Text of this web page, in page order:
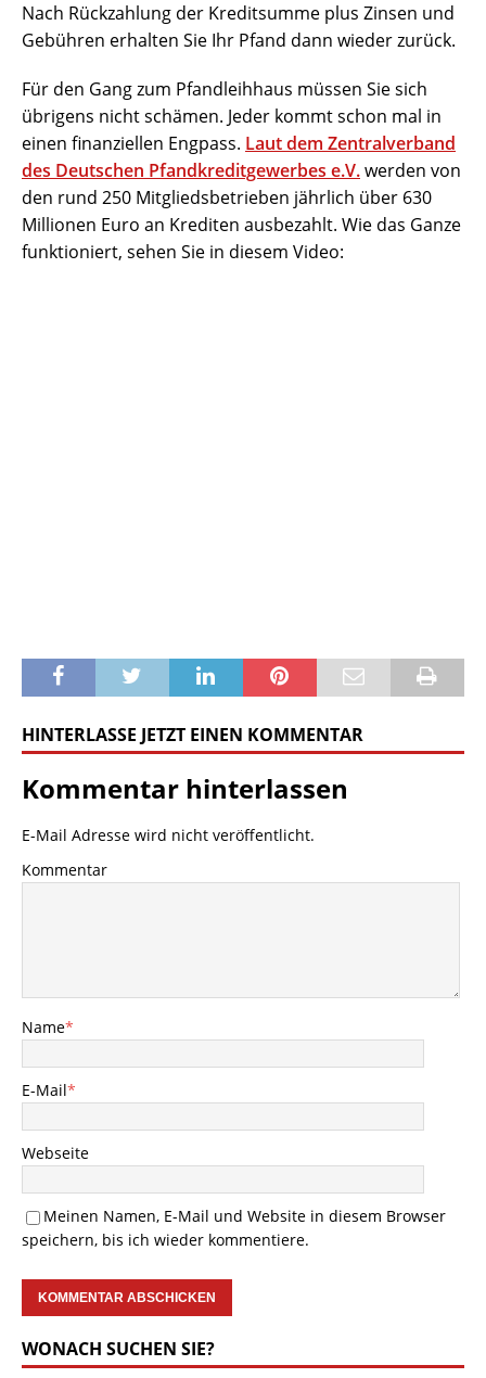
Nach Rückzahlung der Kreditsumme plus Zinsen und
Gebühren erhalten Sie Ihr Pfand dann wieder zurück.
Für den Gang zum Pfandleihhaus müssen Sie sich
übrigens nicht schämen. Jeder kommt schon mal in
einen finanziellen Engpass. Laut dem Zentralverband
des Deutschen Pfandkreditgewerbes e.V.werden von
den rund 250 Mitgliedsbetrieben jährlich über 630
Millionen Euro an Krediten ausbezahlt. Wie das Ganze
funktioniert, sehen Sie in diesem Video:
HINTERLASSE JETZT EINEN KOMMENTAR
Kommentar hinterlassen
E-Mail Adresse wird nicht veröffentlicht.
Kommentar
Name*
E-Mail*
Webseite
Meinen Namen, E-Mail und Website in diesem Browser
speichern, bis ich wieder kommentiere.
WONACH SUCHEN SIE?